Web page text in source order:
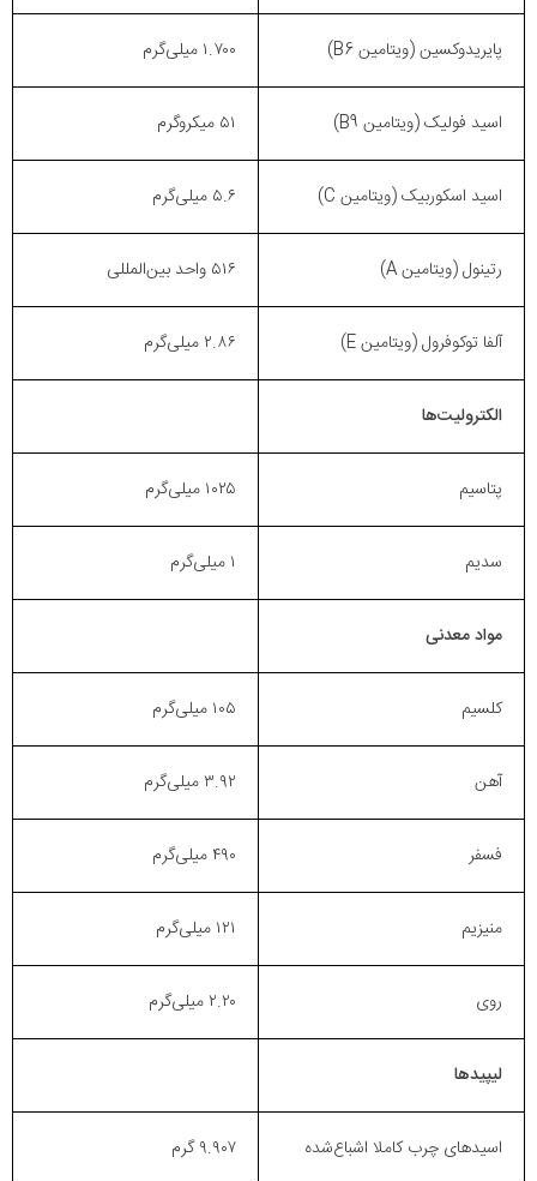
پایریدوکسین (ویتامین B6) ۱.۷۰۰ میلی‌گرم
اسید فولیک (ویتامین B9) ۵۱ میکروگرم
اسید اسکوربیک (ویتامین C) ۵.۶ میلی‌گرم
رتینول (ویتامین A) ۵۱۶ واحد بین‌المللی
آلفا توکوفرول (ویتامین E) ۲.۸۶ میلی‌گرم
الکترولیت‌ها
پتاسیم ۱۰۲۵ میلی‌گرم
سدیم ۱ میلی‌گرم
مواد معدنی
کلسیم ۱۰۵ میلی‌گرم
آهن ۳.۹۲ میلی‌گرم
فسفر ۴۹۰ میلی‌گرم
منیزیم ۱۲۱ میلی‌گرم
روی ۲.۲۰ میلی‌گرم
لیپیدها
اسیدهای چرب کاملا اشباع‌شده ۹.۹۰۷ گرم